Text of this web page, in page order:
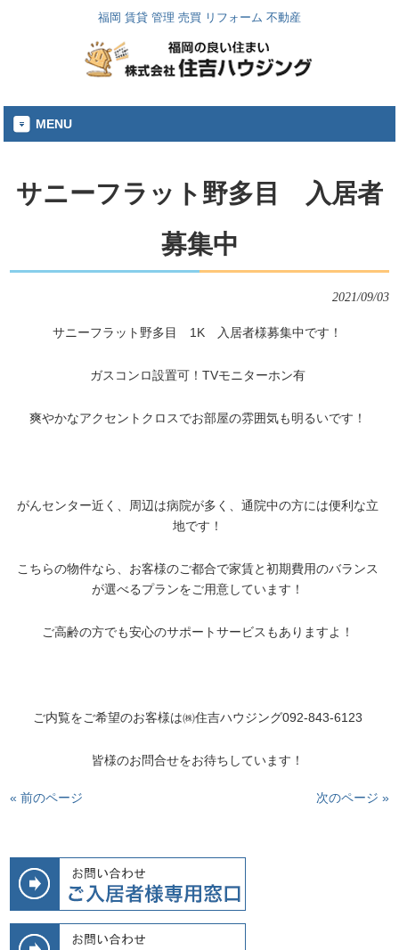
福岡 賃貸 管理 売買 リフォーム 不動産
MENU
サニーフラット野多目 入居者
募集中
2021/09/03
サニーフラット野多目 1K 入居者様募集中です！
ガスコンロ設置可！TVモニターホン有
爽やかなアクセントクロスでお部屋の雰囲気も明るいです！
がんセンター近く、周辺は病院が多く、通院中の方には便利な立
地です！
こちらの物件なら、お客様のご都合で家賃と初期費用のバランス
が選べるプランをご用意しています！
ご高齢の方でも安心のサポートサービスもありますよ！
ご内覧をご希望のお客様は㈱住吉ハウジング092-843-6123
皆様のお問合せをお待ちしています！
« 前のページ 次のページ »